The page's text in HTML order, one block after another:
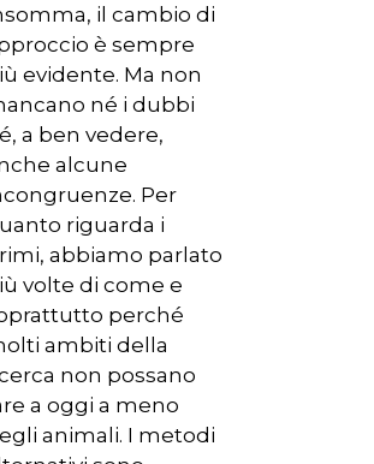
il cambio di
è sempre
evidente. Ma non
né i dubbi
a ben vedere,
alcune
Per
riguarda i
abbiamo parlato
volte di come e
perché
ambiti della
non possano
a oggi a meno
animali. I metodi